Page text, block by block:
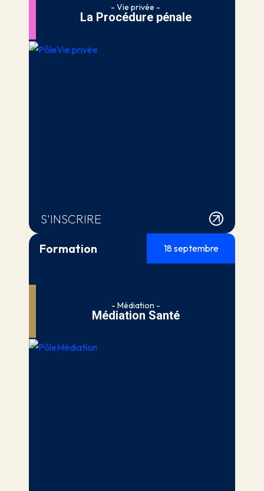
- Vie privée -
La Procédure pénale
S'INSCRIRE
Formation
18 septembre
- Médiation -
Médiation Santé